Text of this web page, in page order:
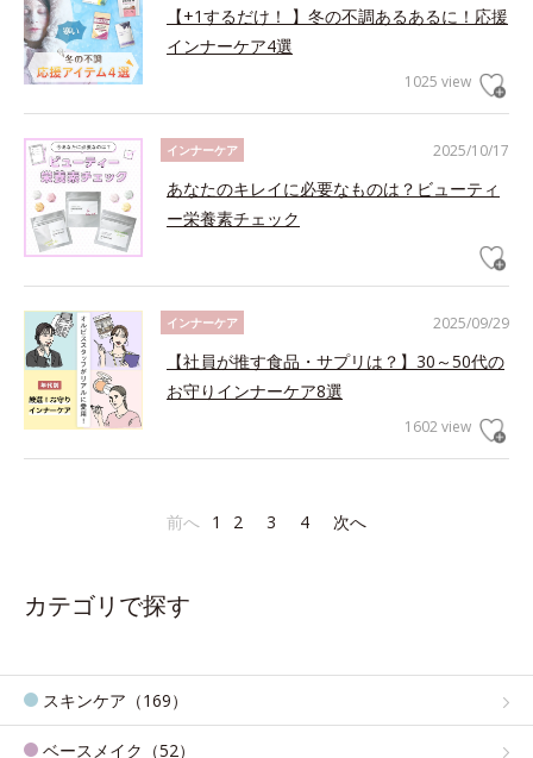
【+1するだけ！ 】冬の不調あるあるに！応援
インナーケア4選
1025 view
2025/10/17
インナーケア
あなたのキレイに必要なものは？ビューティ
ー栄養素チェック
2025/09/29
インナーケア
【社員が推す食品・サプリは？】30～50代の
お守りインナーケア8選
1602 view
前へ 1 2 3 4 次へ
カテゴリで探す
スキンケア（169）
ベースメイク（52）